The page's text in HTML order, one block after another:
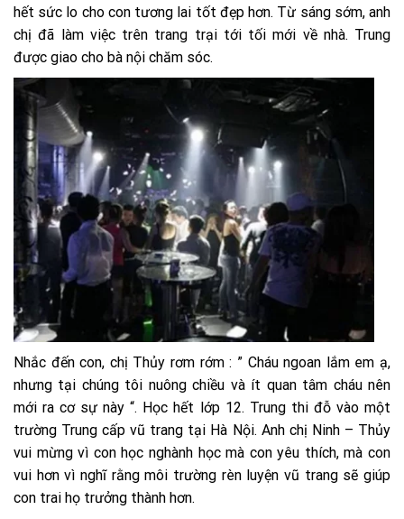
hết sức lo cho con tương lai tốt đẹp hơn. Từ sáng sớm, anh
chị đã làm việc trên trang trại tới tối mới về nhà. Trung
được giao cho bà nội chăm sóc.
Nhắc đến con, chị Thủy rơm rớm : ” Cháu ngoan lắm em ạ,
nhưng tại chúng tôi nuông chiều và ít quan tâm cháu nên
mới ra cơ sự này “. Học hết lớp 12. Trung thi đỗ vào một
trường Trung cấp vũ trang tại Hà Nội. Anh chị Ninh – Thủy
vui mừng vì con học nghành học mà con yêu thích, mà con
vui hơn vì nghĩ rằng môi trường rèn luyện vũ trang sẽ giúp
con trai họ trưởng thành hơn.